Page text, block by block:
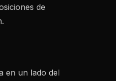
de
en un lado del